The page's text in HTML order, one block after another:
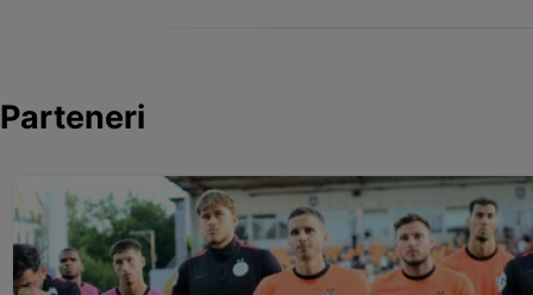
Parteneri